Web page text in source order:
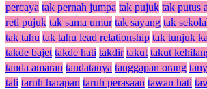
percaya tak pernah jumpa tak pujuk tak putus
reti pujuk tak sama umur tak sayang tak
tak tahu tak tahu lead relationship tak tunjuk
takde bajet takde hati takdir takut takut
tanda amaran tandatanya tanggapan orang
tali taruh harapan taruh perasaan tawan hati